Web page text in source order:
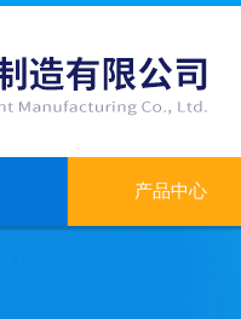
产品中心